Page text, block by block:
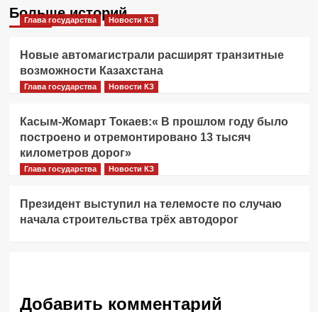
Больше историй
Глава государства Новости КЗ
Новые автомагистрали расширят транзитные
возможности Казахстана
Глава государства Новости КЗ
Касым-Жомарт Токаев:« В прошлом году было
построено и отремонтировано 13 тысяч
километров дорог»
Глава государства Новости КЗ
Президент выступил на телемосте по случаю
начала строительства трёх автодорог
Добавить комментарий